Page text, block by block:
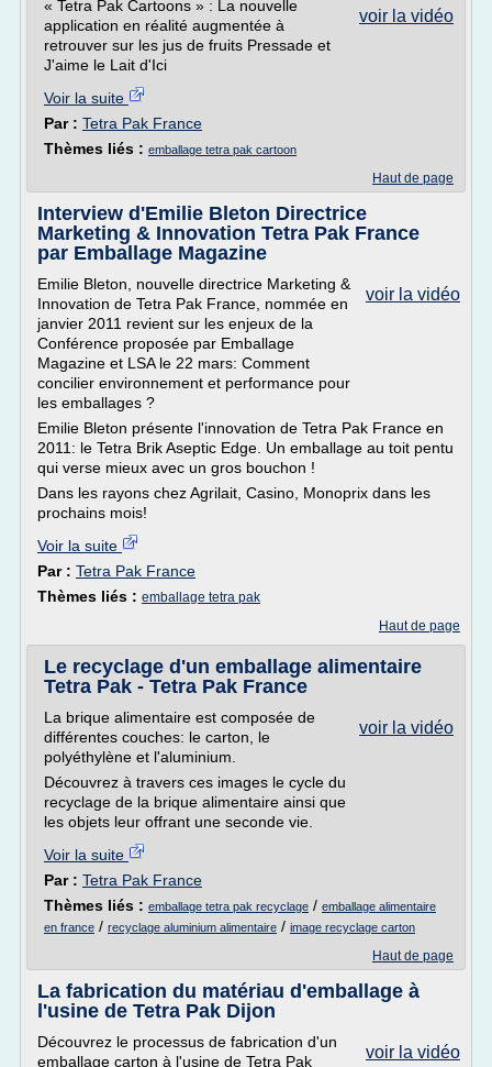
voir la vidéo
« Tetra Pak Cartoons » : La nouvelle
application en réalité augmentée à
retrouver sur les jus de fruits Pressade et
J'aime le Lait d'Ici
Voir la suite
Par : Tetra Pak France
Thèmes liés : emballage tetra pak cartoon
Haut de page
Interview d'Emilie Bleton Directrice
Marketing & Innovation Tetra Pak France
par Emballage Magazine
voir la vidéo
Emilie Bleton, nouvelle directrice Marketing &
Innovation de Tetra Pak France, nommée en
janvier 2011 revient sur les enjeux de la
Conférence proposée par Emballage
Magazine et LSA le 22 mars: Comment
concilier environnement et performance pour
les emballages ?
Emilie Bleton présente l'innovation de Tetra Pak France en
2011: le Tetra Brik Aseptic Edge. Un emballage au toit pentu
qui verse mieux avec un gros bouchon !
Dans les rayons chez Agrilait, Casino, Monoprix dans les
prochains mois!
Voir la suite
Par : Tetra Pak France
Thèmes liés : emballage tetra pak
Haut de page
Le recyclage d'un emballage alimentaire
Tetra Pak - Tetra Pak France
voir la vidéo
La brique alimentaire est composée de
différentes couches: le carton, le
polyéthylène et l'aluminium.
Découvrez à travers ces images le cycle du
recyclage de la brique alimentaire ainsi que
les objets leur offrant une seconde vie.
Voir la suite
Par : Tetra Pak France
Thèmes liés : emballage tetra pak recyclage / emballage alimentaire
en france / recyclage aluminium alimentaire / image recyclage carton
Haut de page
La fabrication du matériau d'emballage à
l'usine de Tetra Pak Dijon
voir la vidéo
Découvrez le processus de fabrication d'un
emballage carton à l'usine de Tetra Pak